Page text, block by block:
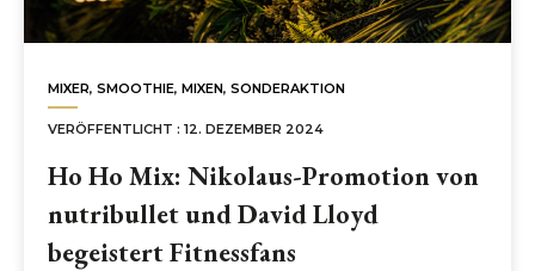
MIXER, SMOOTHIE, MIXEN, SONDERAKTION
VERÖFFENTLICHT : 12. DEZEMBER 2024
Ho Ho Mix: Nikolaus-Promotion von
nutribullet und David Lloyd
begeistert Fitnessfans